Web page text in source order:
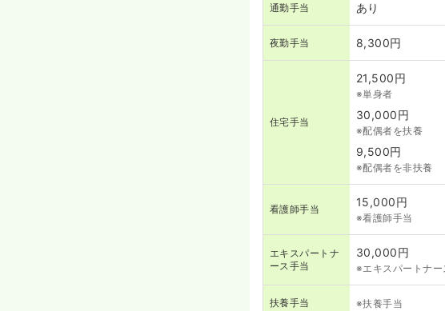
通勤手当 あり
夜勤手当 8,300円
住宅手当
21,500円
※単身者
30,000円
※配偶者を扶養
9,500円
※配偶者を非扶養
看護師手当
15,000円
※看護師手当
エキスパートナ
ース手当
30,000円
※エキスパートナー
扶養手当 ※扶養手当